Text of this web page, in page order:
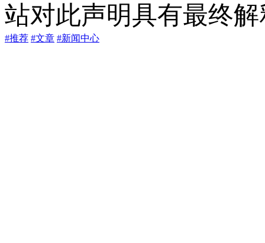
站对此声明具有最终
#推荐 #文章 #新闻中心